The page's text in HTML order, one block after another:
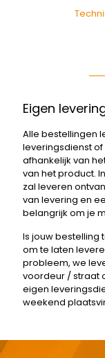
Eigen
Alle bestellingen
leveringsdienst
afhankelijk van
van het product.
zal leveren
van levering en
belangrijk om je
Is jouw bestelling
om te laten
probleem, we
voordeur / straat
eigen
weekend